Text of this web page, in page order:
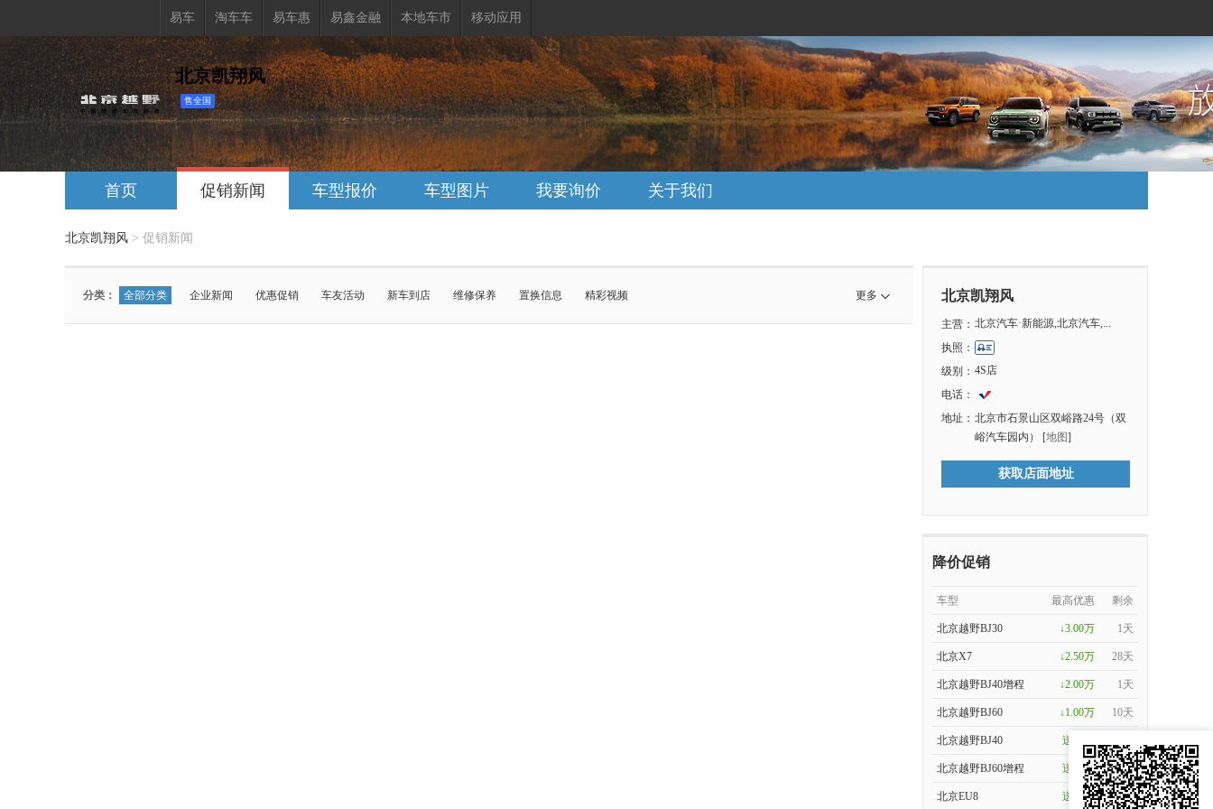
易车 淘车车 易车惠 易鑫金融 本地车市 移动应用
北京凯翔风
售全国
地址：北京市石景山区双峪路24号（双峪汽车园
内）
首页 促销新闻 车型报价 车型图片 我要询价 关于我们
北京凯翔风 > 促销新闻
更多
分类： 全部分类 企业新闻 优惠促销 车友活动 新车到店 维修保养 置换信息 精彩视频 北京凯翔风
主营： 北京汽车·新能源,北京汽车,...
执照：
级别： 4S店
电话：
地址： 北京市石景山区双峪路24号（双
峪汽车园内） [地图]
获取店面地址
降价促销
车型 最高优惠 剩余
北京越野BJ30 ↓3.00万 1天
北京X7 ↓2.50万 28天
北京越野BJ40增程 ↓2.00万 1天
北京越野BJ60 ↓1.00万 10天
北京越野BJ40 送礼包
北京越野BJ60增程 送礼包 1天
北京EU8 送礼包 3天